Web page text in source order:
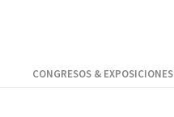
CONGRESOS & EXPOSICIONES